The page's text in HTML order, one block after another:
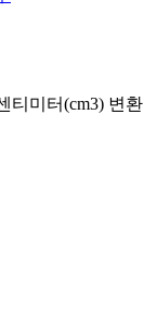
티미터(cm3) 변환